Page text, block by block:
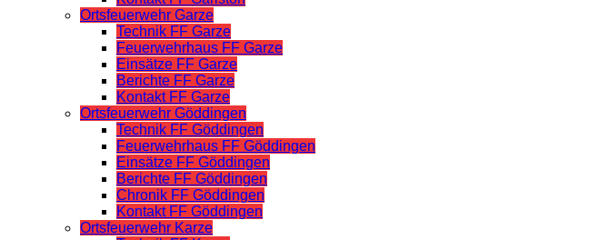
Ortsfeuerwehr Garze
Technik FF Garze
Feuerwehrhaus FF Garze
Einsätze FF Garze
Berichte FF Garze
Kontakt FF Garze
Ortsfeuerwehr Göddingen
Technik FF Göddingen
Feuerwehrhaus FF Göddingen
Einsätze FF Göddingen
Berichte FF Göddingen
Chronik FF Göddingen
Kontakt FF Göddingen
Ortsfeuerwehr Karze